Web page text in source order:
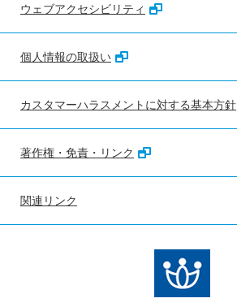
ウェブアクセシビリティ
個人情報の取扱い
カスタマーハラスメントに対する基本方針
著作権・免責・リンク
関連リンク